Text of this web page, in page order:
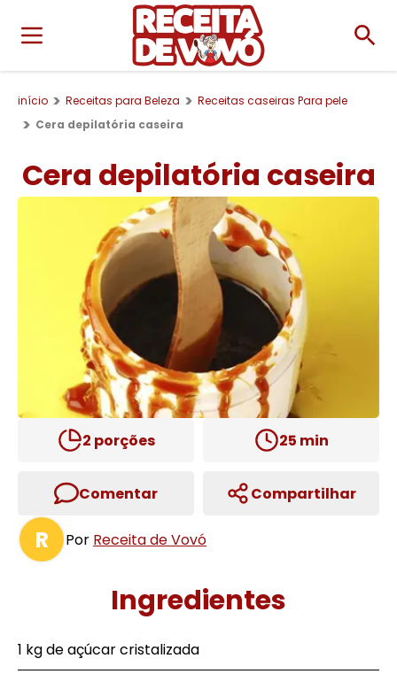
início Receitas para Beleza
Receitas caseiras Para pele
Cera depilatória caseira
Cera depilatória caseira
2 porções 25 min
Comentar Compartilhar
R Por Receita de Vovó
Ingredientes
1 kg de açúcar cristalizada